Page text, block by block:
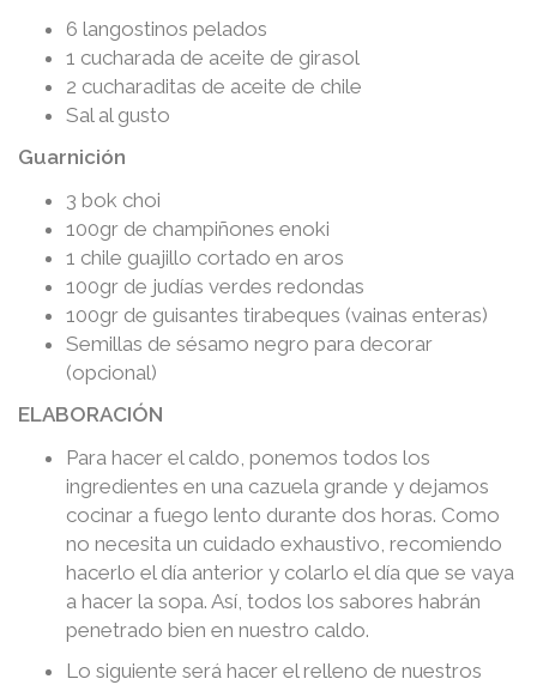
6 langostinos pelados
1 cucharada de aceite de girasol
2 cucharaditas de aceite de chile
Sal al gusto
Guarnición
3 bok choi
100gr de champiñones enoki
1 chile guajillo cortado en aros
100gr de judías verdes redondas
100gr de guisantes tirabeques (vainas enteras)
Semillas de sésamo negro para decorar
(opcional)
ELABORACIÓN
Para hacer el caldo, ponemos todos los
ingredientes en una cazuela grande y dejamos
cocinar a fuego lento durante dos horas. Como
no necesita un cuidado exhaustivo, recomiendo
hacerlo el día anterior y colarlo el día que se vaya
a hacer la sopa. Así, todos los sabores habrán
penetrado bien en nuestro caldo.
Lo siguiente será hacer el relleno de nuestros